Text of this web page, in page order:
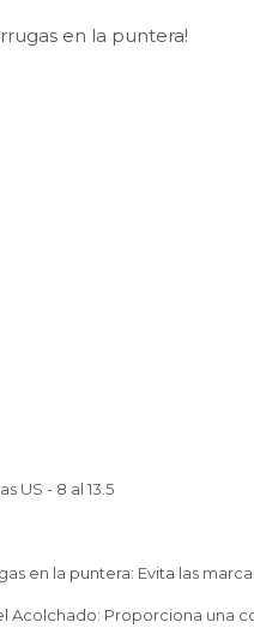
en la puntera!
US - 8 al 13.5
en la puntera: Evita las
Acolchado: Proporciona una